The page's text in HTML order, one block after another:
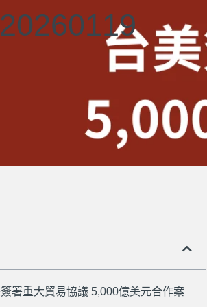
署重大貿易協議 5,000億美元合作案